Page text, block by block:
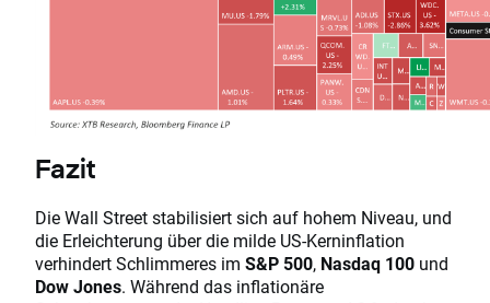
Fazit
Die Wall Street stabilisiert sich auf hohem Niveau, und
die Erleichterung über die milde US-Kerninflation
verhindert Schlimmeres im S&P 500, Nasdaq 100 und
Dow Jones. Während das inflationäre